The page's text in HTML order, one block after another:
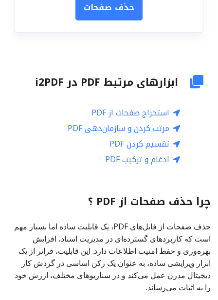
حذف صفحات
ابزارهای مرتبط PDF در i2PDF
استخراج صفحات از PDF
مرتب کردن و سازمان‌دهی PDF
تقسیم کردن PDF
ادغام و ترکیب PDF
چرا حذف صفحات از PDF ؟
حذف صفحات از فایل‌های PDF، یک قابلیت ساده اما بسیار مهم
است که کاربردهای گسترده‌ای در مدیریت اسناد، افزایش
بهره‌وری و حفظ امنیت اطلاعات دارد. این قابلیت، فراتر از یک
ابزار ویرایشی ساده، به عنوان یک رکن اساسی در گردش کار
دیجیتال مدرن عمل می‌کند و در سناریوهای مختلف، ارزش خود
را به اثبات می‌رساند.